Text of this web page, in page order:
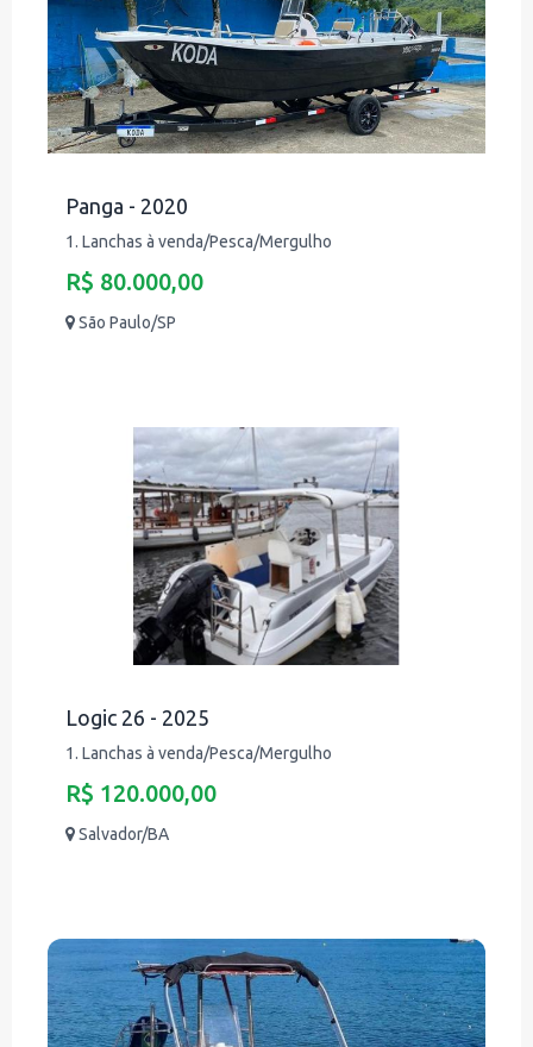
Panga - 2020
1. Lanchas à venda/Pesca/Mergulho
R$ 80.000,00
São Paulo/SP
Logic 26 - 2025
1. Lanchas à venda/Pesca/Mergulho
R$ 120.000,00
Salvador/BA